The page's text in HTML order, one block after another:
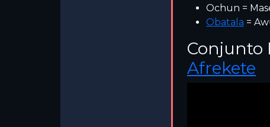
Ochun =
Obatala =
Conjunto
Afrekete